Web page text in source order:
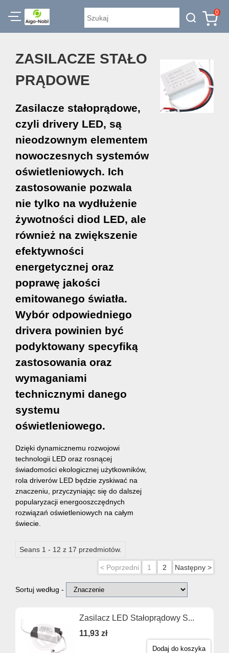
0
ZASILACZE STAŁO
PRĄDOWE
Zasilacze stałoprądowe,
czyli drivery LED, są
nieodzownym elementem
nowoczesnych systemów
oświetleniowych. Ich
zastosowanie pozwala
nie tylko na wydłużenie
żywotności diod LED, ale
również na zwiększenie
efektywności
energetycznej oraz
poprawę jakości
emitowanego światła.
Wybór odpowiedniego
drivera powinien być
podyktowany specyfiką
zastosowania oraz
wymaganiami
technicznymi danego
systemu
oświetleniowego.
Dzięki dynamicznemu rozwojowi
technologii LED oraz rosnącej
świadomości ekologicznej użytkowników,
rola driverów LED będzie zyskiwać na
znaczeniu, przyczyniając się do dalszej
popularyzacji energooszczędnych
rozwiązań oświetleniowych na całym
świecie.
Seans 1 - 12 z 17 przedmiotów.
< Poprzedni 1 2 Następny >
Sortuj według -
Zasilacz LED Stałoprądowy S...
11,93 zł
Dodaj do koszyka